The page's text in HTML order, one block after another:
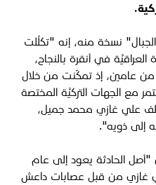
نسخة منه، إنه "تكلّلت
العراقيَّة في أنقرة بالنجاح،
من عامين، إذ تمكّنت من خلال
مع الجهات التركيَّة المختصة
علي غازي محمد جميل،
"أصل الحادثة يعود إلى عام
غازي من قبل عصابات داعش